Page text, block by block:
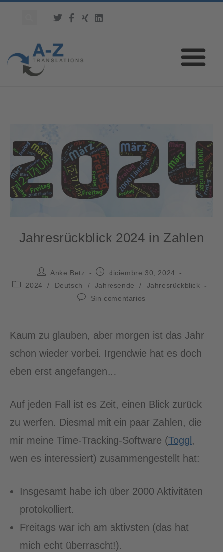
Jahresrückblick 2024 in Zahlen
Anke Betz
diciembre 30, 2024
2024
/ Deutsch / Jahresende /
Jahresrückblick
Sin comentarios
Kaum zu glauben, aber morgen ist das Jahr
schon wieder vorbei. Irgendwie hat es doch
eben erst angefangen…
Auf jeden Fall ist es Zeit, einen Blick zurück
zu werfen. Diesmal mit ein paar Zahlen, die
mir meine Time-Tracking-Software (Toggl,
wen es interessiert) zusammengestellt hat:
Insgesamt habe ich über 2000 Aktivitäten
protokolliert.
Freitags war ich am aktivsten (das hat
mich echt überrascht!).